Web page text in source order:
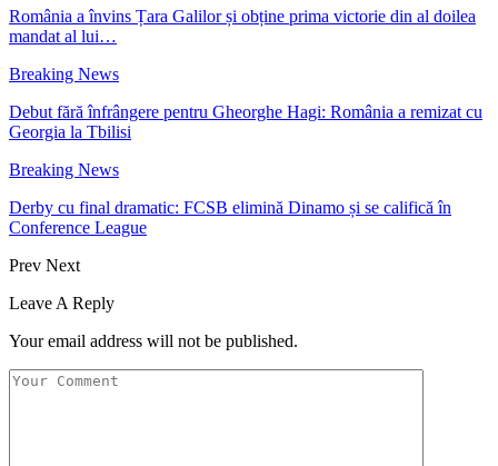
România a învins Țara Galilor și obține prima victorie din al doilea
mandat al lui…
Breaking News
Debut fără înfrângere pentru Gheorghe Hagi: România a remizat cu
Georgia la Tbilisi
Breaking News
Derby cu final dramatic: FCSB elimină Dinamo și se califică în
Conference League
Prev Next
Leave A Reply
Your email address will not be published.